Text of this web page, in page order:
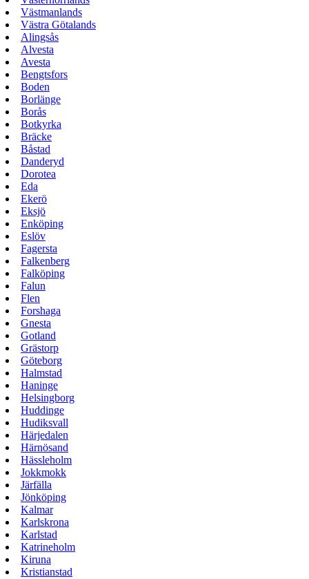
Västmanlands
Västra Götalands
Alingsås
Alvesta
Avesta
Bengtsfors
Boden
Borlänge
Borås
Botkyrka
Bräcke
Båstad
Danderyd
Dorotea
Eda
Ekerö
Eksjö
Enköping
Eslöv
Fagersta
Falkenberg
Falköping
Falun
Flen
Forshaga
Gnesta
Gotland
Grästorp
Göteborg
Halmstad
Haninge
Helsingborg
Huddinge
Hudiksvall
Härjedalen
Härnösand
Hässleholm
Jokkmokk
Järfälla
Jönköping
Kalmar
Karlskrona
Karlstad
Katrineholm
Kiruna
Kristianstad